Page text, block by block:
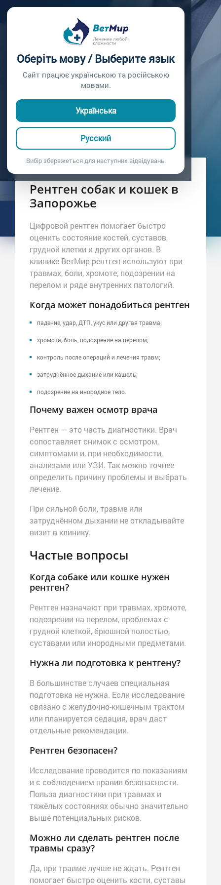
Оберіть мову / Выберите язык
Сайт працює українською та російською
мовами.
Українська
Русский
Вибір збережеться для наступних відвідувань.
Услуги и цены /
РЕНТГЕН СОБАК И
КОШЕК
Рентген собак и кошек в
Запорожье
Цифровой рентген помогает быстро
оценить состояние костей, суставов,
грудной клетки и других органов. В
клинике ВетМир рентген используют при
травмах, боли, хромоте, подозрении на
перелом и ряде внутренних патологий.
Когда может понадобиться рентген
падение, удар, ДТП, укус или другая травма;
хромота, боль, подозрение на перелом;
контроль после операций и лечения травм;
затруднённое дыхание или кашель;
подозрение на инородное тело.
Почему важен осмотр врача
Рентген — это часть диагностики. Врач
сопоставляет снимок с осмотром,
симптомами и, при необходимости,
анализами или УЗИ. Так можно точнее
определить причину проблемы и выбрать
лечение.
При сильной боли, травме или
затруднённом дыхании не откладывайте
визит в клинику.
Частые вопросы
Когда собаке или кошке нужен
рентген?
Рентген назначают при травмах, хромоте,
подозрении на перелом, проблемах с
грудной клеткой, брюшной полостью,
суставами или инородными предметами.
Нужна ли подготовка к рентгену?
В большинстве случаев специальная
подготовка не нужна. Если исследование
связано с желудочно-кишечным трактом
или планируется седация, врач даст
отдельные рекомендации.
Рентген безопасен?
Исследование проводится по показаниям
и с соблюдением правил безопасности.
Польза диагностики при травмах и
тяжёлых состояниях обычно значительно
выше потенциальных рисков.
Можно ли сделать рентген после
травмы сразу?
Да, при травме лучше не ждать. Рентген
помогает быстро оценить кости, суставы